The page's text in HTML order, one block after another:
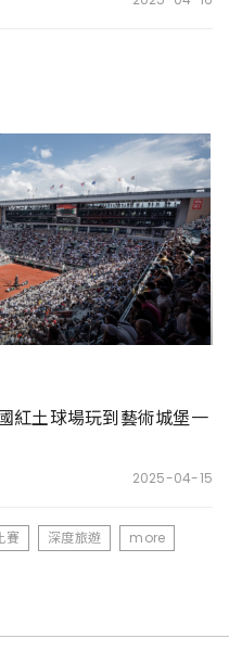
紅土球場玩到藝術城堡一
2025-04-15
賽 深度旅遊 more